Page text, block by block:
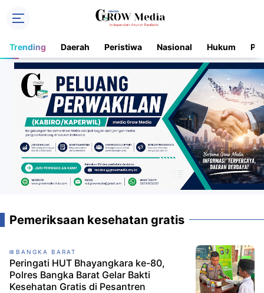
Trending Daerah Peristiwa Nasional Hukum
Pemeriksaan kesehatan gratis
BANGKA BARAT
Peringati HUT Bhayangkara ke-80,
Polres Bangka Barat Gelar Bakti
Kesehatan Gratis di Pesantren